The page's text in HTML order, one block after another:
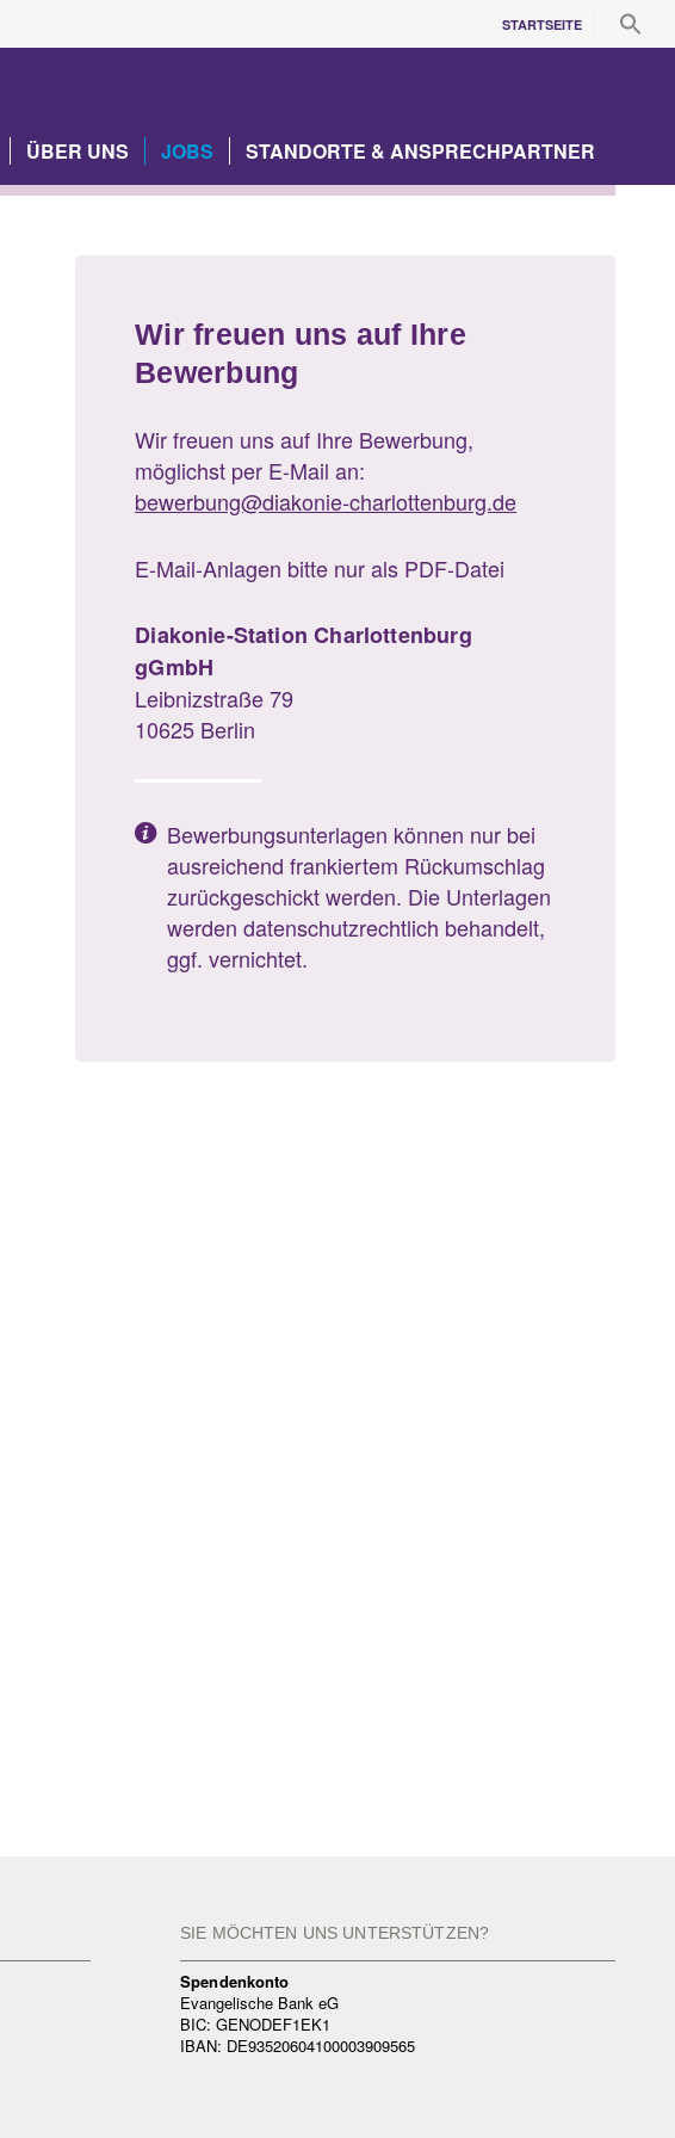
STARTSEITE
ÜBER UNS JOBS STANDORTE & ANSPRECHPARTNER
Wir freuen uns auf Ihre
Bewerbung
Wir freuen uns auf Ihre Bewerbung,
möglichst per E-Mail an:
bewerbung@diakonie-charlottenburg.de
E-Mail-Anlagen bitte nur als PDF-Datei
Diakonie-Station Charlottenburg
gGmbH
Leibnizstraße 79
10625 Berlin
Bewerbungsunterlagen können nur bei
ausreichend frankiertem Rückumschlag
zurückgeschickt werden. Die Unterlagen
werden datenschutzrechtlich behandelt,
ggf. vernichtet.
SIE MÖCHTEN UNS UNTERSTÜTZEN?
Spendenkonto
Evangelische Bank eG
BIC: GENODEF1EK1
IBAN: DE93520604100003909565